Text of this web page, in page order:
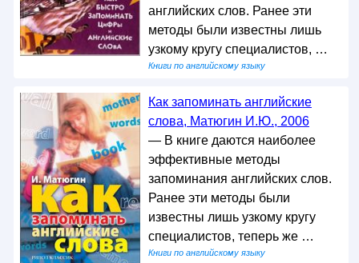
английских слов. Ранее эти
методы были известны лишь
узкому кругу специалистов, …
Книги по английскому языку
Как запоминать английские
слова, Матюгин И.Ю., 2006
— В книге даются наиболее
эффективные методы
запоминания английских слов.
Ранее эти методы были
известны лишь узкому кругу
специалистов, теперь же …
Книги по английскому языку